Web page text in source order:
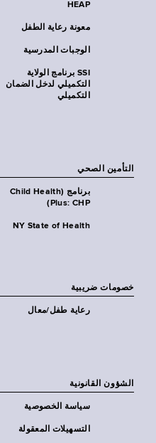
HEAP
معونة رعاية الطفل
الوجبات المدرسية
SSI برنامج الولاية
التكميلي لدخل الضمان
التكميلي
التأمين الصحي
برنامج (Child Health
Plus: CHP)
NY State of Health
خصومات ضريبية
رعاية طفل/معال
الشؤون القانونية
سياسة الخصوصية
التسهيلات المعقولة